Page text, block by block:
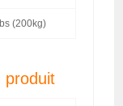
(200kg)
produit